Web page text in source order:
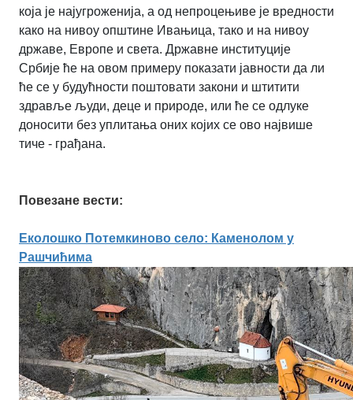
која је најугроженија, а од непроцењиве је вредности
како на нивоу општине Ивањица, тако и на нивоу
државе, Европе и света. Државне институције
Србије ће на овом примеру показати јавности да ли
ће се у будућности поштовати закони и штитити
здравље људи, деце и природе, или ће се одлуке
доносити без уплитања оних којих се ово највише
тиче - грађана.
Повезане вести:
Еколошко Потемкиново село: Каменолом у
Рашчићима